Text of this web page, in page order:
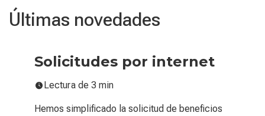
Últimas novedades
Solicitudes por internet
Lectura de 3 min
Hemos simplificado la solicitud de beneficios